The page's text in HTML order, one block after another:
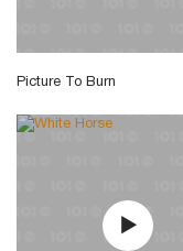
Picture To Burn